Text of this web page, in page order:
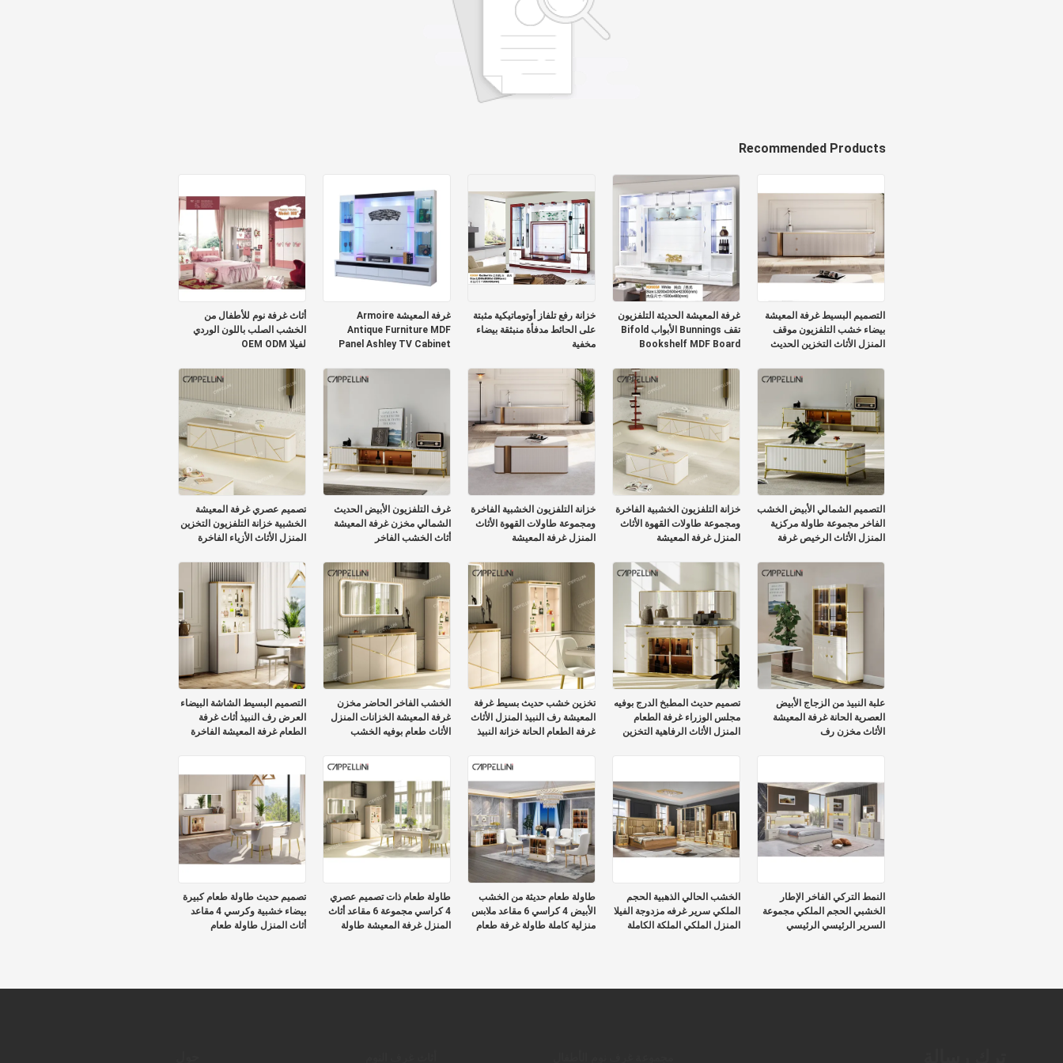
Recommended Products
أثاث غرفة نوم للأطفال من
الخشب الصلب باللون الوردي
لفيلا OEM ODM
غرفة المعيشة Armoire
Antique Furniture MDF
Panel Ashley TV Cabinet
خزانة رفع تلفاز أوتوماتيكية مثبتة
على الحائط مدفأة منبثقة بيضاء
مخفية
غرفة المعيشة الحديثة التلفزيون
تقف Bunnings الأبواب Bifold
Bookshelf MDF Board
التصميم البسيط غرفة المعيشة
بيضاء خشب التلفزيون موقف
المنزل الأثاث التخزين الحديث
أعلى خزانة التلفزيون
تصميم عصري غرفة المعيشة
الخشبية خزانة التلفزيون التخزين
المنزل الأثاث الأزياء الفاخرة
غرف التلفزيون الأبيض الحديث
الشمالي مخزن غرفة المعيشة
أثاث الخشب الفاخر
خزانة التلفزيون الخشبية الفاخرة
ومجموعة طاولات القهوة الأثاث
المنزل غرفة المعيشة
خزانة التلفزيون الخشبية الفاخرة
ومجموعة طاولات القهوة الأثاث
المنزل غرفة المعيشة
التصميم الشمالي الأبيض الخشب
الفاخر مجموعة طاولة مركزية
المنزل الأثاث الرخيص غرفة
الحديثة الخشبية
التصميم البسيط الشاشة البيضاء
العرض رف النبيذ أثاث غرفة
الطعام غرفة المعيشة الفاخرة
الخشب الفاخر الحاضر مخزن
غرفة المعيشة الخزانات المنزل
الأثاث طعام بوفيه الخشب
تخزين خشب حديث بسيط غرفة
المعيشة رف النبيذ المنزل الأثاث
غرفة الطعام الحانة خزانة النبيذ
تصميم حديث المطبخ الدرج بوفيه
مجلس الوزراء غرفة الطعام
المنزل الأثاث الرفاهية التخزين
علبة النبيذ من الزجاج الأبيض
العصرية الحانة غرفة المعيشة
الأثاث مخزن رف
تصميم حديث طاولة طعام كبيرة
بيضاء خشبية وكرسي 4 مقاعد
أثاث المنزل طاولة طعام
طاولة طعام ذات تصميم عصري
4 كراسي مجموعة 6 مقاعد أثاث
المنزل غرفة المعيشة طاولة
طاولة طعام حديثة من الخشب
الأبيض 4 كراسي 6 مقاعد ملابس
منزلية كاملة طاولة غرفة طعام
الخشب الحالي الذهبية الحجم
الملكي سرير غرفه مزدوجة الفيلا
المنزل الملكي الملكة الكاملة
النمط التركي الفاخر الإطار
الخشبي الحجم الملكي مجموعة
السرير الرئيسي الرئيسي